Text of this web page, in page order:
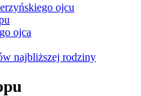
ojcu
ojca
najbliższej rodziny